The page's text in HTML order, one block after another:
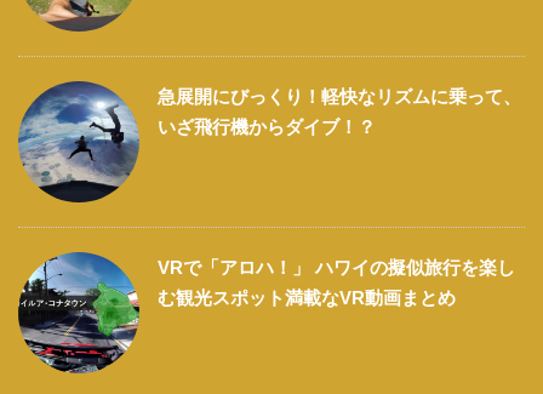
急展開にびっくり！軽快なリズムに乗って、
いざ飛行機からダイブ！？
VRで「アロハ！」 ハワイの擬似旅行を楽し
む観光スポット満載なVR動画まとめ